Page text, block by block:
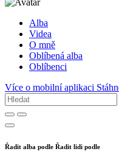
Alba
Videa
O mně
Oblíbená alba
Oblíbenci
Více o mobilní aplikaci
Řadit alba podle Řadit lidi podle